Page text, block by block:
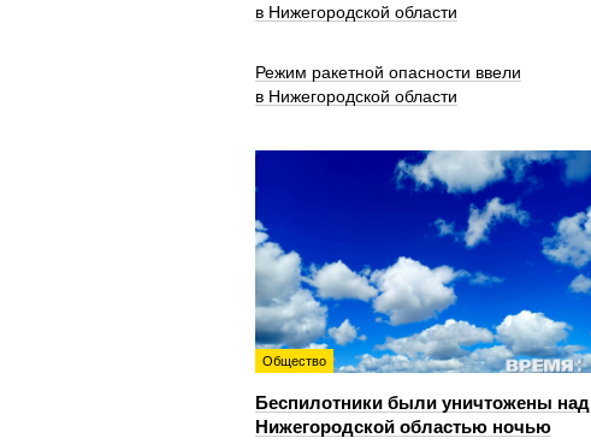
в Нижегородской области
Режим ракетной опасности ввели
в Нижегородской области
Общество
Беспилотники были уничтожены над
Нижегородской областью ночью